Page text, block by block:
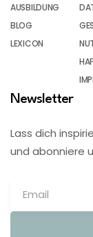
AUSBILDUNG
BLOG
LEXICON
Newsletter
Lass dich
und abonniere